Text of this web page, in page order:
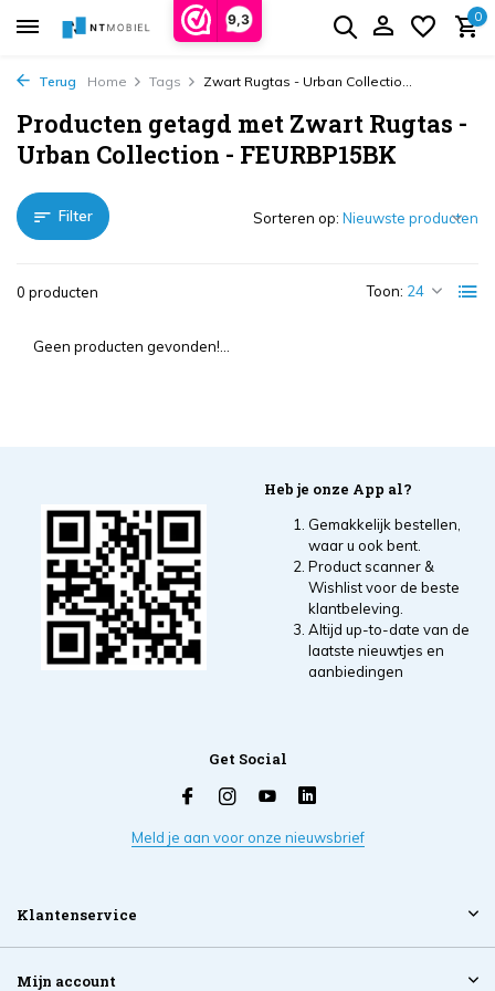
9,3 0
Terug Home Tags Zwart Rugtas - Urban Collectio...
Producten getagd met Zwart Rugtas -
Urban Collection - FEURBP15BK
Filter
0 producten Toon:
Sorteren op:
Geen producten gevonden!...
Heb je onze App al?
Gemakkelijk bestellen,
waar u ook bent.
Product scanner &
Wishlist voor de beste
klantbeleving.
Altijd up-to-date van de
laatste nieuwtjes en
aanbiedingen
Get Social
Meld je aan voor onze nieuwsbrief
Klantenservice
Mijn account